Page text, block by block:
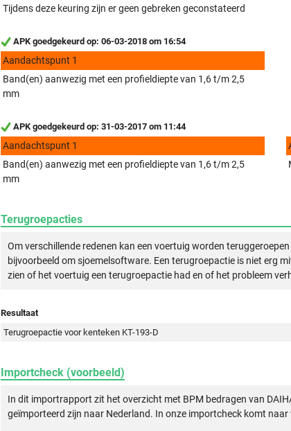
Tijdens deze keuring zijn er geen gebreken geconstateerd
APK goedgekeurd op: 06-03-2018 om 16:54
Aandachtspunt 1
Band(en) aanwezig met een profieldiepte van 1,6 t/m 2,5
mm
APK goedgekeurd op: 31-03-2017 om 11:44
Aandachtspunt 1
Band(en) aanwezig met een profieldiepte van 1,6 t/m 2,5
mm
Terugroepacties
Om verschillende redenen kan een voertuig worden
bijvoorbeeld om sjoemelsoftware. Een terugroepactie is niet erg
zien of het voertuig een terugroepactie had en of het probleem
Resultaat
Terugroepactie voor kenteken KT-193-D
Importcheck (voorbeeld)
In dit importrapport zit het overzicht met BPM bedragen van
geïmporteerd zijn naar Nederland. In onze importcheck komt